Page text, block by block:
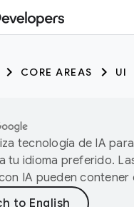
CORE AREAS UI
tecnología de IA
tu idioma preferido.
IA pueden contener